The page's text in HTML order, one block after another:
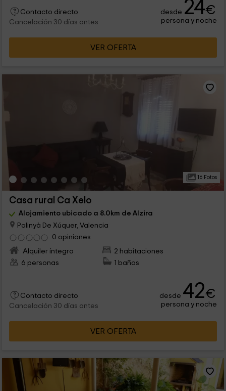
Contacto directo
Cancelación 30 días antes
desde 24€
persona y noche
VER OFERTA
16 Fotos
Casa rural Ca Xelo
Alojamiento ubicado a 8.0km de Alzira
Polinyà De Xúquer, Valencia
0 opiniones
Alquiler íntegro
2 habitaciones
6 personas
1 baños
Contacto directo
Cancelación 30 días antes
desde 42€
persona y noche
VER OFERTA